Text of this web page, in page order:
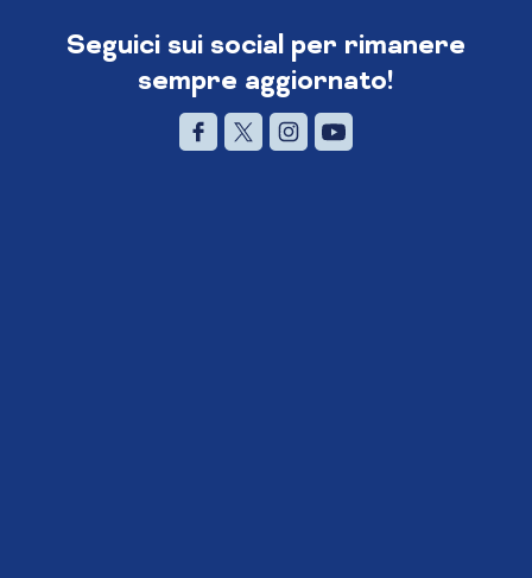
Seguici sui social per rimanere
sempre aggiornato!